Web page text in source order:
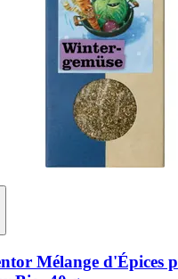
Mélange d'Épices